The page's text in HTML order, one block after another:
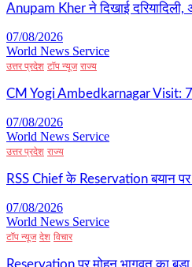
Anupam Kher ने दिखाई
07/08/2026
World News Service
उत्तर प्रदेश टॉप न्यूज राज्य
CM Yogi Ambedkarnagar Visit:
07/08/2026
World News Service
उत्तर प्रदेश राज्य
RSS Chief के Reservation बयान
07/08/2026
World News Service
टॉप न्यूज देश विचार
Reservation पर मोहन भागवत का